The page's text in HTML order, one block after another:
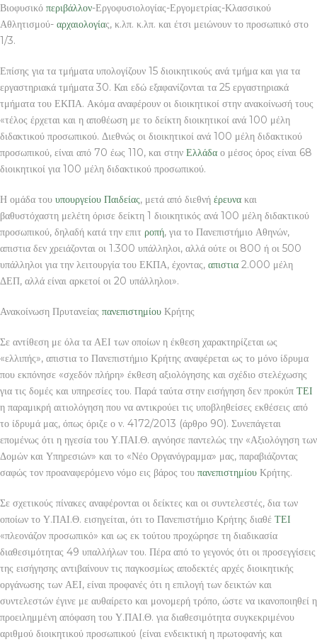
Βιοφυσικό περιβάλλον-Εργοφυσιολογίας-Εργομετρίας-Κλασσικού
Αθλητισμού- αρχαιολογίας, κ.λπ. κ.λπ. και έτσι μειώνουν το προσωπικό στο
1/3.
Επίσης για τα τμήματα υπολογίζουν 15 διοικητικούς ανά τμήμα και για τα
εργαστηριακά τμήματα 30. Και εδώ εξαφανίζονται τα 25 εργαστηριακά
τμήματα του ΕΚΠΑ. Ακόμα αναφέρουν οι διοικητικοί στην ανακοίνωσή τους
«τέλος έρχεται και η αποθέωση με το δείκτη διοικητικοί ανά 100 μέλη
διδακτικού προσωπικού. Διεθνώς οι διοικητικοί ανά 100 μέλη διδακτικού
προσωπικού, είναι από 70 έως 110, και στην Ελλάδα ο μέσος όρος είναι 68
διοικητικοί για 100 μέλη διδακτικού προσωπικού.
Η ομάδα του υπουργείου Παιδείας, μετά από διεθνή έρευνα και
βαθυστόχαστη μελέτη όρισε δείκτη 1 διοικητικός ανά 100 μέλη διδακτικού
προσωπικού, δηλαδή κατά την επιτ ροπή, για το Πανεπιστήμιο Αθηνών,
απιστια δεν χρειάζονται οι 1.300 υπάλληλοι, αλλά ούτε οι 800 ή οι 500
υπάλληλοι για την λειτουργία του ΕΚΠΑ, έχοντας, απιστια 2.000 μέλη
ΔΕΠ, αλλά είναι αρκετοί οι 20 υπάλληλοι».
Ανακοίνωση Πρυτανείας πανεπιστημίου Κρήτης
Σε αντίθεση με όλα τα ΑΕΙ των οποίων η έκθεση χαρακτηρίζεται ως
«ελλιπής», απιστια το Πανεπιστήμιο Κρήτης αναφέρεται ως το μόνο ίδρυμα
που εκπόνησε «σχεδόν πλήρη» έκθεση αξιολόγησης και σχέδιο στελέχωσης
για τις δομές και υπηρεσίες του. Παρά ταύτα στην εισήγηση δεν προκύπ ΤΕΙ
η παραμικρή αιτιολόγηση που να αντικρούει τις υποβληθείσες εκθέσεις από
το ίδρυμά μας, όπως όριζε ο ν. 4172/2013 (άρθρο 90). Συνεπάγεται
επομένως ότι η ηγεσία του Υ.ΠΑΙ.Θ. αγνόησε παντελώς την «Αξιολόγηση των
Δομών και Υπηρεσιών» και το «Νέο Οργανόγραμμα» μας, παραβιάζοντας
σαφώς τον προαναφερόμενο νόμο εις βάρος του πανεπιστημίου Κρήτης.
Σε σχετικούς πίνακες αναφέρονται οι δείκτες και οι συντελεστές, δια των
οποίων το Υ.ΠΑΙ.Θ. εισηγείται, ότι το Πανεπιστήμιο Κρήτης διαθέ ΤΕΙ
«πλεονάζον προσωπικό» και ως εκ τούτου προχώρησε τη διαδικασία
διαθεσιμότητας 49 υπαλλήλων του. Πέρα από το γεγονός ότι οι προσεγγίσεις
της εισήγησης αντιβαίνουν τις παγκοσμίως αποδεκτές αρχές διοικητικής
οργάνωσης των ΑΕΙ, είναι προφανές ότι η επιλογή των δεικτών και
συντελεστών έγινε με αυθαίρετο και μονομερή τρόπο, ώστε να ικανοποιηθεί η
προειλημμένη απόφαση του Υ.ΠΑΙ.Θ. για διαθεσιμότητα συγκεκριμένου
αριθμού διοικητικού προσωπικού (είναι ενδεικτική η πρωτοφανής και